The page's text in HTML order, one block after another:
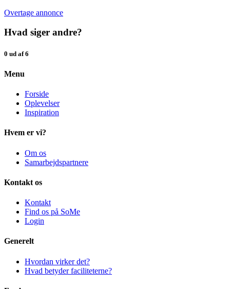
Overtage annonce
Hvad siger andre?
0 ud af 6
Menu
Forside
Oplevelser
Inspiration
Hvem er vi?
Om os
Samarbejdspartnere
Kontakt os
Kontakt
Find os på SoMe
Login
Generelt
Hvordan virker det?
Hvad betyder faciliteterne?